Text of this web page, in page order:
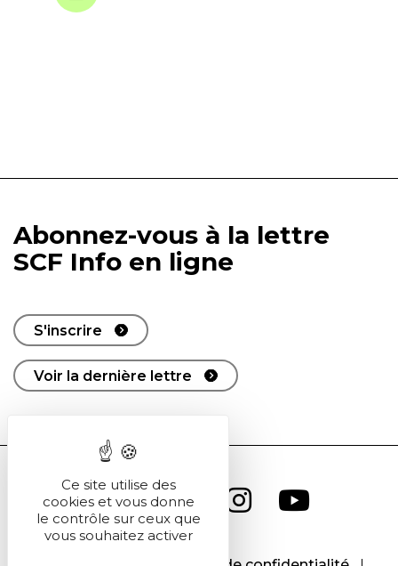
Abonnez-vous à la lettre
SCF Info en ligne
S'inscrire
Voir la dernière lettre
Ce site utilise des
cookies et vous donne
le contrôle sur ceux que
vous souhaitez activer